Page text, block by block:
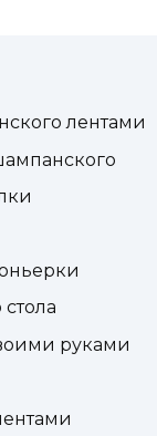
лентами
руками